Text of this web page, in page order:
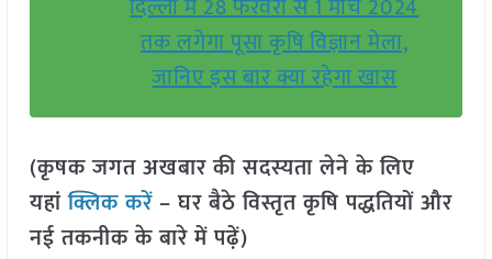
दिल्ली में 28 फरवरी से 1 मार्च 2024
तक लगेगा पूसा कृषि विज्ञान मेला,
जानिए इस बार क्या रहेगा खास
(कृषक जगत अखबार की सदस्यता लेने के लिए
यहांक्लिक करें– घर बैठे विस्तृत कृषि पद्धतियों और
नई तकनीक के बारे में पढ़ें)